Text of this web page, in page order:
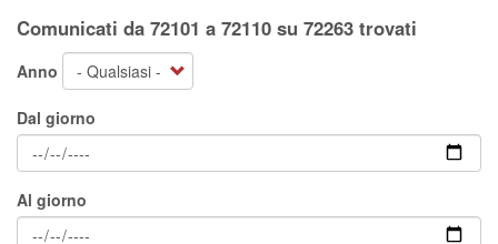
Comunicati da 72101 a 72110 su 72263 trovati
Anno
Dal giorno
Al giorno